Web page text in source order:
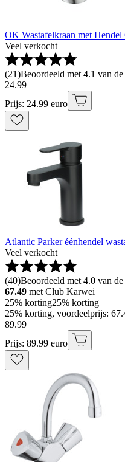
OK Wastafelkraan met Hendel
Veel verkocht
(21)Beoordeeld met 4.1 van
24.99
Prijs: 24.99 euro
Atlantic Parker éénhendel
Veel verkocht
(40)Beoordeeld met 4.0 van
67.49 met Club Karwei
25% korting25% korting
25% korting, voordeelprijs:
89.99
Prijs: 89.99 euro